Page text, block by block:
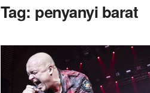
Tag: penyanyi barat